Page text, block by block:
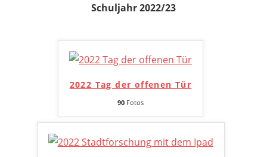
Schuljahr 2022/23
2022 Tag der offenen Tür
90 Fotos